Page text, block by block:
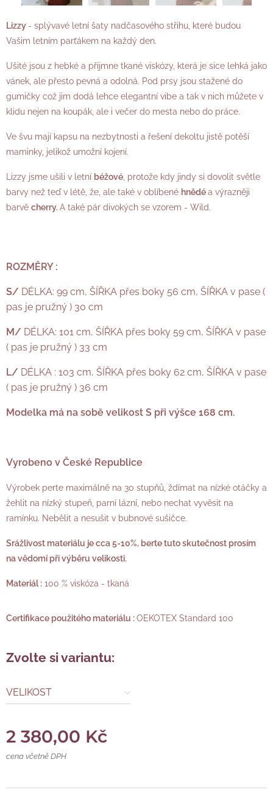
Lizzy - splývavé letní šaty nadčasového střihu, které budou
Vašim letním parťákem na každý den.
Ušité jsou z hebké a přijmne tkané viskózy, která je sice lehká jako
vánek, ale přesto pevná a odolná. Pod prsy jsou stažené do
gumičky což jim dodá lehce elegantní vibe a tak v nich můžete v
klidu nejen na koupák, ale i večer do mesta nebo do práce.
Ve švu mají kapsu na nezbytnosti a řešení dekoltu jistě potěší
maminky, jelikož umožní kojení.
Lizzy jsme ušili v letní béžové , protože kdy jindy si dovolit světle
barvy než teď v létě, že, ale také v oblíbené hnědéa výrazněji
barvě cherry. A také pár divokých se vzorem - Wild.
ROZMĚRY :
S/ DÉLKA: 99 cm, ŠÍŘKA přes boky 56 cm, ŠÍŘKA v pase (
pas je pružný ) 30 cm
M/ DÉLKA: 101 cm, ŠÍŘKA přes boky 59 cm, ŠÍŘKA v pase
( pas je pružný ) 33 cm
L/ DÉLKA : 103 cm, ŠÍŘKA přes boky 62 cm, ŠÍŘKA v pase
( pas je pružný ) 36 cm
Modelka má na sobě velikost S při výšce 168 cm.
Vyrobeno v České Republice
Výrobek perte maximálně na 30 stupňů, ždímat na nízké otáčky a
žehlit na nízký stupeň, parní lázní, nebo nechat vyvěsit na
ramínku. Nebělit a nesušit v bubnové sušičce.
Srážlivost materiálu je cca 5-10%, berte tuto skutečnost prosím
na vědomí při výběru velikosti.
Materiál : 100 % viskóza - tkaná
Certifikace použitého materiálu :OEKOTEX Standard 100
Zvolte si variantu:
VELIKOST
2 380,00 Kč
cena včetně DPH